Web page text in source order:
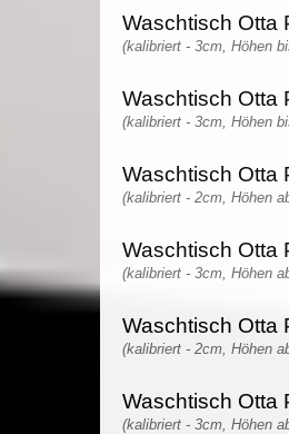
Waschtisch Otta
(kalibriert - 3cm, Höhen
Waschtisch Otta
(kalibriert - 3cm, Höhen
Waschtisch Otta
(kalibriert - 2cm, Höhen
Waschtisch Otta
(kalibriert - 3cm, Höhen
Waschtisch Otta
(kalibriert - 2cm, Höhen
Waschtisch Otta
(kalibriert - 3cm, Höhen